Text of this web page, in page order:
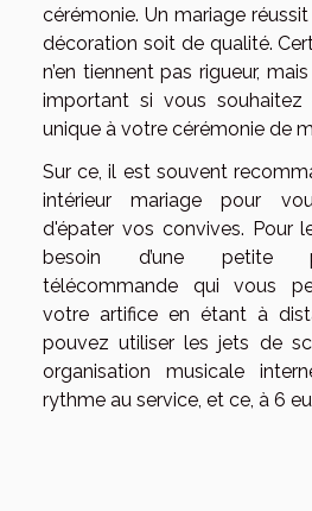
cérémonie. Un mariage
décoration soit de qualité.
n’en tiennent pas rigueur,
important si vous souhaitez
unique à votre cérémonie de
Sur ce, il est souvent
intérieur mariage pour
d'épater vos convives. Pour
besoin d’une petite
télécommande qui vous
votre artifice en étant à
pouvez utiliser les jets de
organisation musicale
rythme au service, et ce, à 6